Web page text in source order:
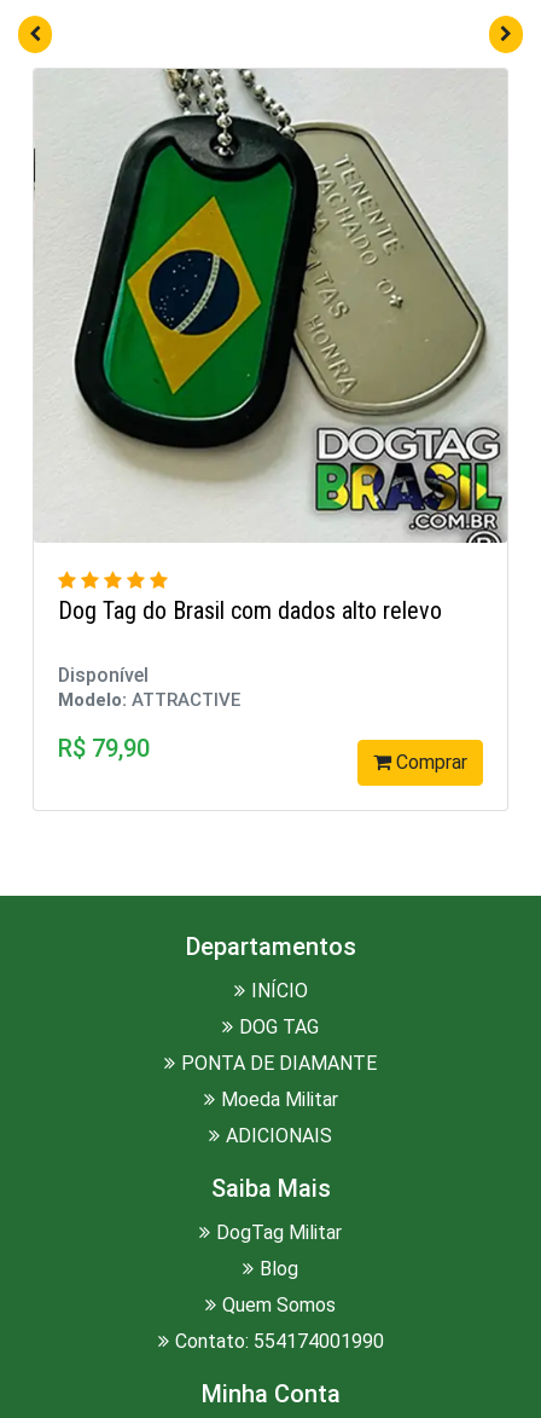
Dog Tag Brasil
Disponível
Modelo:ATTRACTIVE
R$ 39,90 Comprar
Departamentos
INÍCIO
DOG TAG
PONTA DE DIAMANTE
Moeda Militar
ADICIONAIS
Saiba Mais
DogTag Militar
Blog
Quem Somos
Contato: 554174001990
Minha Conta